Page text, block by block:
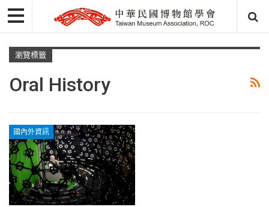
瀏覽標籤
Oral History
國內外資訊